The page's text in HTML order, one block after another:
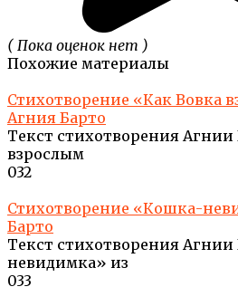
( Пока оценок нет )
Похожие материалы
Стихотворение «Как Вовка
Агния Барто
Текст стихотворения Агнии
взрослым
032
Стихотворение «Кошка-
Барто
Текст стихотворения
невидимка» из
033